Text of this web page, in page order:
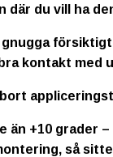
där du vill ha
kontakt med
än +10 grader
så